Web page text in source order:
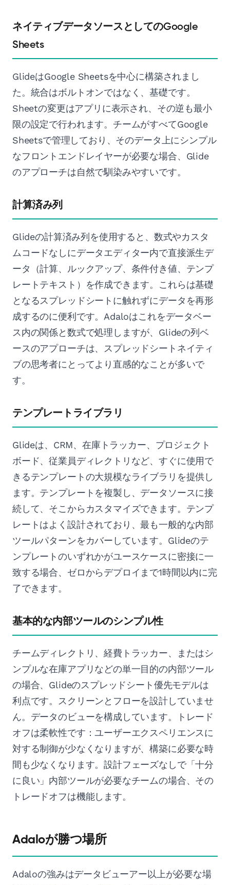
ネイティブデータソースとしてのGoogle
Sheets
GlideはGoogle Sheetsを中心に構築されまし
た。統合はボルトオンではなく、基礎です。
Sheetの変更はアプリに表示され、その逆も最小
限の設定で行われます。チームがすべてGoogle
Sheetsで管理しており、そのデータ上にシンプル
なフロントエンドレイヤーが必要な場合、Glide
のアプローチは自然で馴染みやすいです。
計算済み列
Glideの計算済み列を使用すると、数式やカスタ
ムコードなしにデータエディター内で直接派生デ
ータ（計算、ルックアップ、条件付き値、テンプ
レートテキスト）を作成できます。これらは基礎
となるスプレッドシートに触れずにデータを再形
成するのに便利です。Adaloはこれをデータベー
ス内の関係と数式で処理しますが、Glideの列ベ
ースのアプローチは、スプレッドシートネイティ
ブの思考者にとってより直感的なことが多いで
す。
テンプレートライブラリ
Glideは、CRM、在庫トラッカー、プロジェクト
ボード、従業員ディレクトリなど、すぐに使用で
きるテンプレートの大規模なライブラリを提供し
ます。テンプレートを複製し、データソースに接
続して、そこからカスタマイズできます。テンプ
レートはよく設計されており、最も一般的な内部
ツールパターンをカバーしています。Glideのテ
ンプレートのいずれかがユースケースに密接に一
致する場合、ゼロからデプロイまで1時間以内に完
了できます。
基本的な内部ツールのシンプル性
チームディレクトリ、経費トラッカー、またはシ
ンプルな在庫アプリなどの単一目的の内部ツール
の場合、Glideのスプレッドシート優先モデルは
利点です。スクリーンとフローを設計していませ
ん。データのビューを構成しています。トレード
オフは柔軟性です：ユーザーエクスペリエンスに
対する制御が少なくなりますが、構築に必要な時
間も少なくなります。設計フェーズなしで「十分
に良い」内部ツールが必要なチームの場合、その
トレードオフは機能します。
Adaloが勝つ場所
Adaloの強みはデータビューアー以上が必要な場